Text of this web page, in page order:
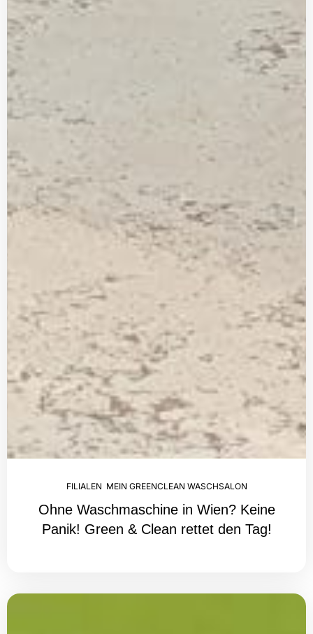
FILIALEN MEIN GREENCLEAN WASCHSALON
Ohne Waschmaschine in Wien? Keine
Panik! Green & Clean rettet den Tag!